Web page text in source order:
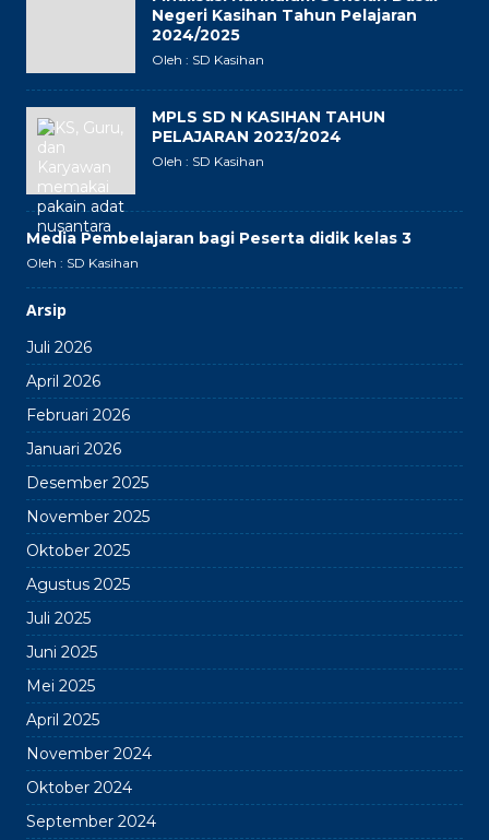
Negeri Kasihan Tahun Pelajaran
2024/2025
Oleh : SD Kasihan
MPLS SD N KASIHAN TAHUN
PELAJARAN 2023/2024
Oleh : SD Kasihan
Media Pembelajaran bagi Peserta didik kelas 3
Oleh : SD Kasihan
Arsip
Juli 2026
April 2026
Februari 2026
Januari 2026
Desember 2025
November 2025
Oktober 2025
Agustus 2025
Juli 2025
Juni 2025
Mei 2025
April 2025
November 2024
Oktober 2024
September 2024